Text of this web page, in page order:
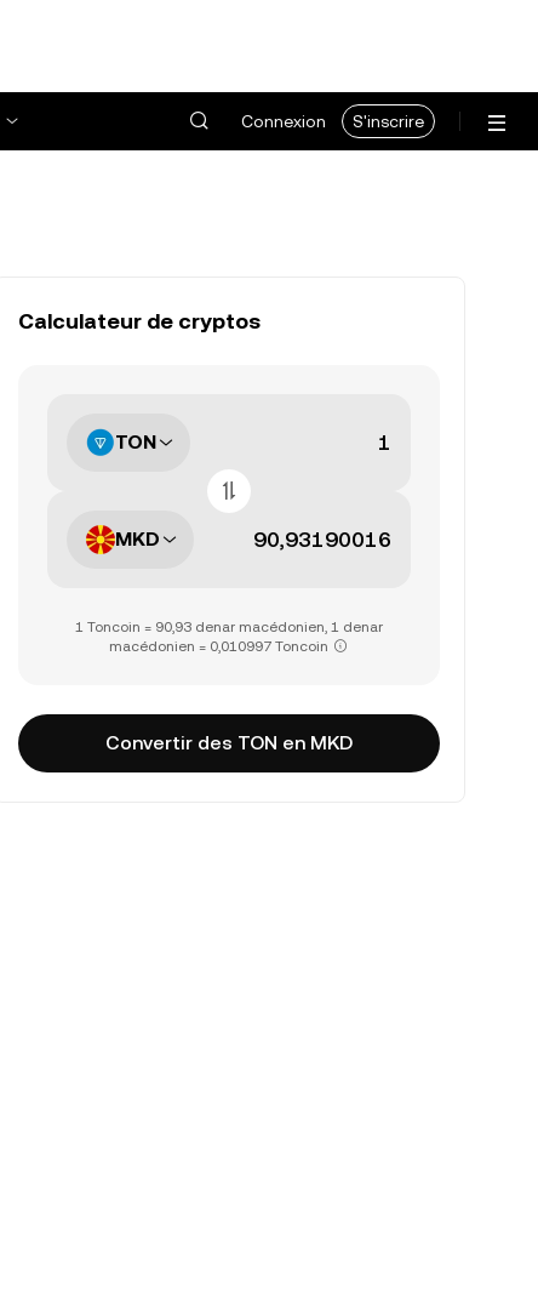
Connexion S'inscrire
Calculateur de cryptos
TON
MKD
1 Toncoin = 90,93 denar macédonien, 1 denar
macédonien = 0,010997 Toncoin
Convertir des TON en MKD